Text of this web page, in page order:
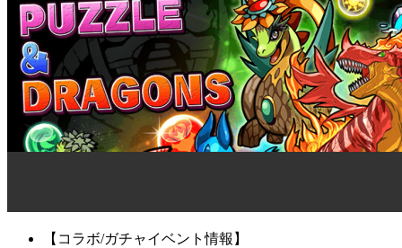
【コラボ/ガチャイベント情報】